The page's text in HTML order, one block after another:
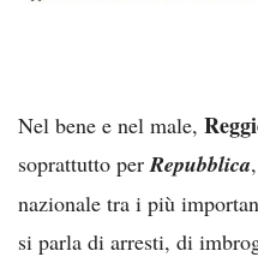
Nel bene e nel male,
soprattutto perRepubblica
nazionale tra i più
si parla di arresti, di